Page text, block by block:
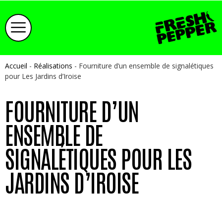
Accueil - Réalisations - Fourniture d’un ensemble de signalétiques
pour Les Jardins d’Iroise
FOURNITURE D’UN
ENSEMBLE DE
SIGNALÉTIQUES POUR LES
JARDINS D’IROISE